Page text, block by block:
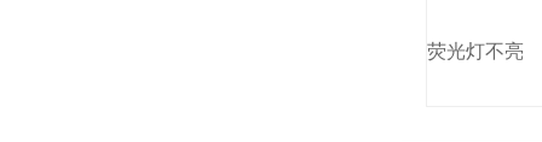
荧光灯不亮